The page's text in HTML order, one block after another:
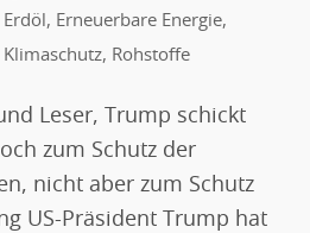
Erdöl , Erneuerbare Energie,
Klimaschutz, Rohstoffe
Leser, Trump schickt
zum Schutz der
nicht aber zum Schutz
US-Präsident Trump hat